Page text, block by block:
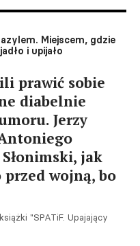
Miejscem, gdzie
i upijało
prawić sobie
diabelnie
Jerzy
jak
przed wojną, bo
"SPATiF. Upajający